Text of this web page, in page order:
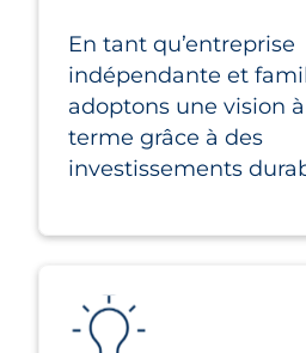
En tant qu’entreprise
indépendante et
adoptons une vision
terme grâce à des
investissements